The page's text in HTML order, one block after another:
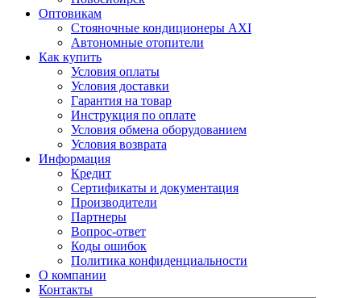
Оптовикам
Стояночные кондиционеры AXI
Автономные отопители
Как купить
Условия оплаты
Условия доставки
Гарантия на товар
Инструкция по оплате
Условия обмена оборудованием
Условия возврата
Информация
Кредит
Сертификаты и документация
Производители
Партнеры
Вопрос-ответ
Коды ошибок
Политика конфиденциальности
О компании
Контакты